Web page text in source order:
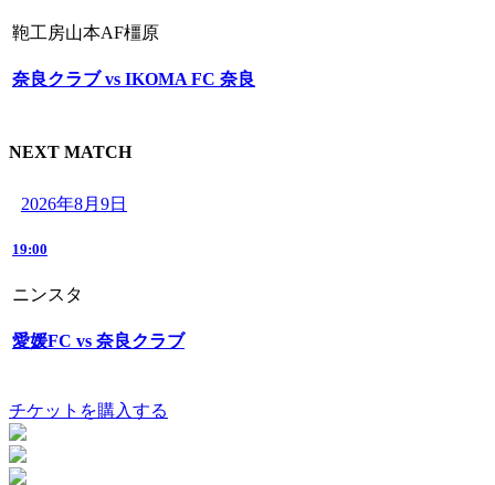
鞄工房山本AF橿原
奈良クラブ vs IKOMA FC 奈良
NEXT MATCH
2026年8月9日
19:00
ニンスタ
愛媛FC vs 奈良クラブ
チケットを購入する